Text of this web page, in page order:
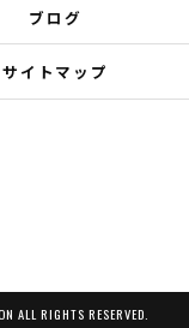
ブログ
サイトマップ
RIGHTS RESERVED.